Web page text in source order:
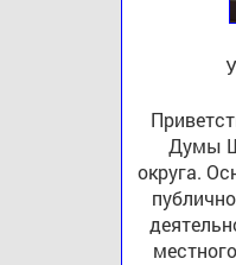
Думы
округа.